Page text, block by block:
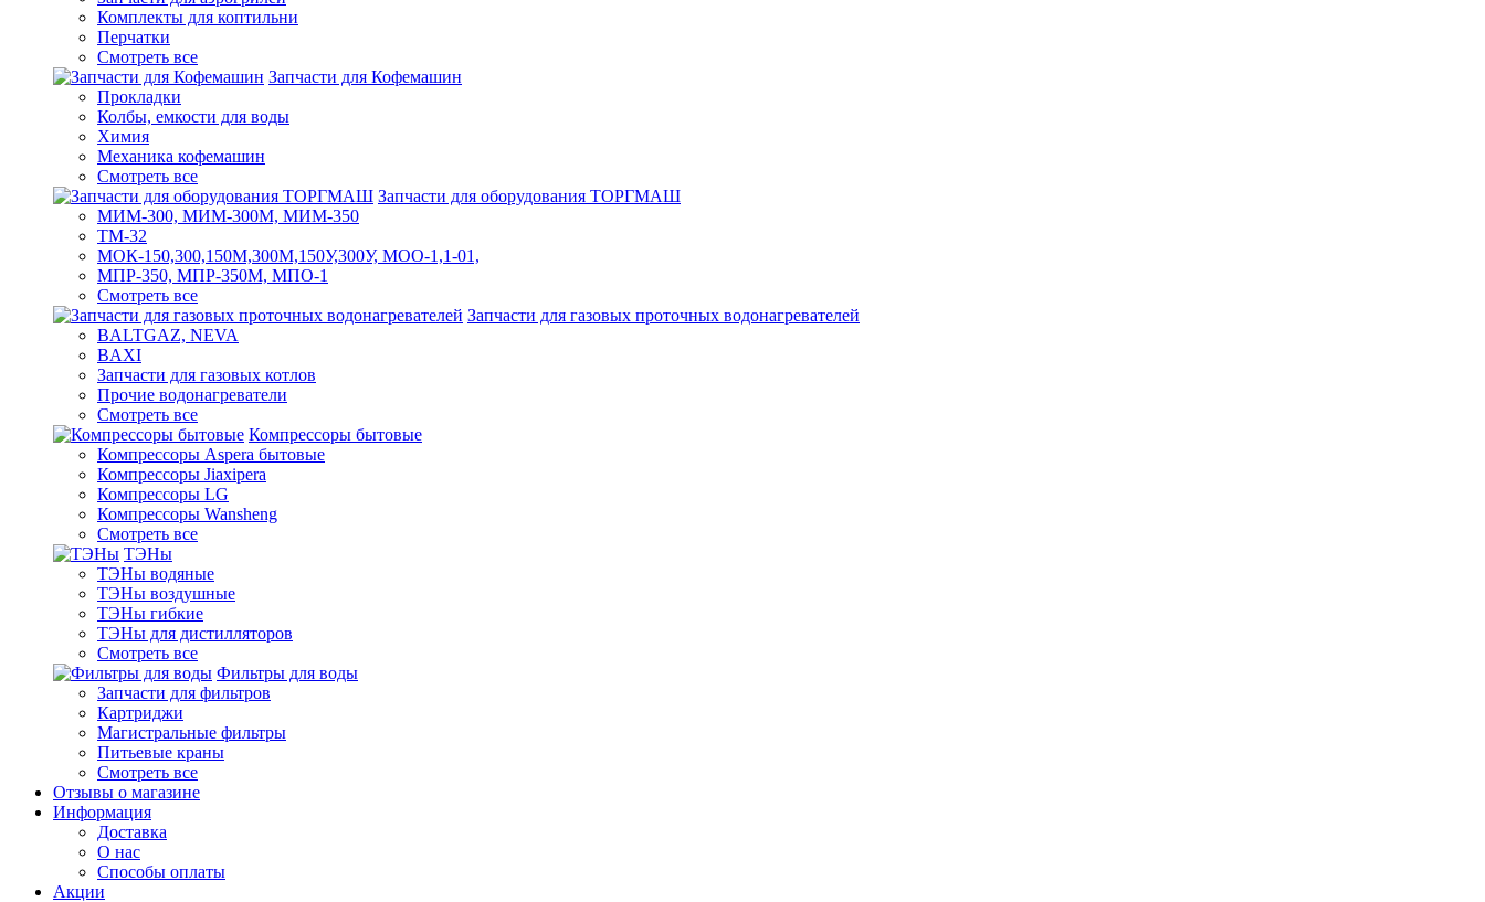
Комплекты для коптильни
Перчатки
Смотреть все
Запчасти для Кофемашин
Прокладки
Колбы, емкости для воды
Химия
Механика кофемашин
Смотреть все
Запчасти для оборудования ТОРГМАШ
МИМ-300, МИМ-300М, МИМ-350
ТМ-32
МОК-150,300,150М,300М,150У,300У, МОО-1,1-01,
МПР-350, МПР-350М, МПО-1
Смотреть все
Запчасти для газовых проточных водонагревателей
BALTGAZ, NEVA
BAXI
Запчасти для газовых котлов
Прочие водонагреватели
Смотреть все
Компрессоры бытовые
Компрессоры Aspera бытовые
Компрессоры Jiaxipera
Компрессоры LG
Компрессоры Wansheng
Смотреть все
ТЭНы
ТЭНы водяные
ТЭНы воздушные
ТЭНы гибкие
ТЭНы для дистилляторов
Смотреть все
Фильтры для воды
Запчасти для фильтров
Картриджи
Магистральные фильтры
Питьевые краны
Смотреть все
Отзывы о магазине
Информация
Доставка
О нас
Способы оплаты
Акции